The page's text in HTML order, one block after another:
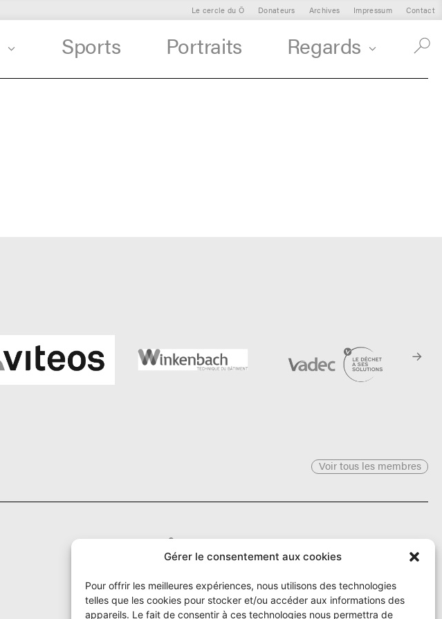
Gérer le consentement aux cookies
Pour offrir les meilleures expériences, nous utilisons des technologies
telles que les cookies pour stocker et/ou accéder aux informations des
appareils. Le fait de consentir à ces technologies nous permettra de
Le cercle du Ô Donateurs Archives Impressum Contact
Sports Portraits Regards
Voir tous les membres
Le Ô
Rue Numa-Droz 150
2300 La Chaux-de-Fonds
T. 032 913 90 00